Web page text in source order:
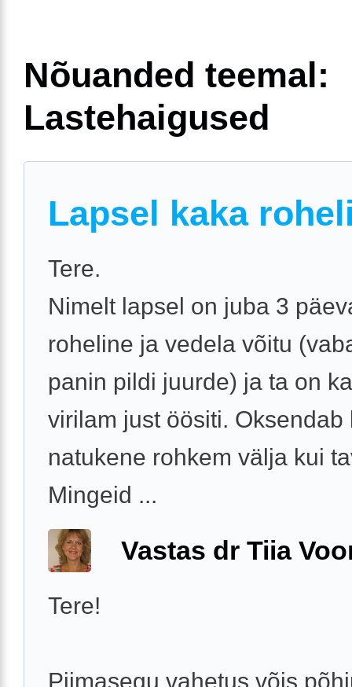
Nõuanded teemal:
Lastehaigused
Lapsel kaka
Tere.
Nimelt lapsel on juba 3
roheline ja vedela võitu
panin pildi juurde) ja ta on
virilam just öösiti. Oksendab
natukene rohkem välja kui
Mingeid ...
Vastas dr Tiia
Tere!
Piimasegu vahetus võis